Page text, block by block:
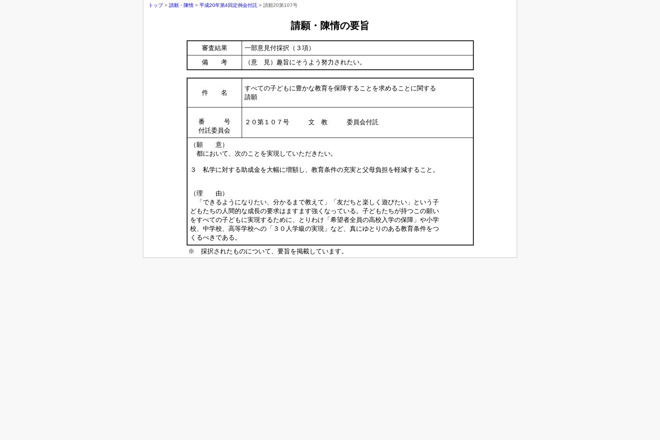
トップ> 請願・陳情 > 平成20年第4回定例会付託 > 請願20第107号
請願・陳情の要旨
審査結果
一部意見付採択（３項）
備 考
（意 見）趣旨にそうよう努力されたい。
件 名
すべての子どもに豊かな教育を保障することを求めることに関する
請願
番 号
付託委員会
２０第１０７号 文 教 委員会付託
（願 意）
都において、次のことを実現していただきたい。
３ 私学に対する助成金を大幅に増額し、教育条件の充実と父母負担を軽減すること。
（理 由）
「できるようになりたい、分かるまで教えて」「友だちと楽しく遊びたい」という子
どもたちの人間的な成長の要求はますます強くなっている。子どもたちが持つこの願い
をすべての子どもに実現するために、とりわけ「希望者全員の高校入学の保障」や小学
校、中学校、高等学校への「３０人学級の実現」など、真にゆとりのある教育条件をつ
くるべきである。
※ 採択されたものについて、要旨を掲載しています。